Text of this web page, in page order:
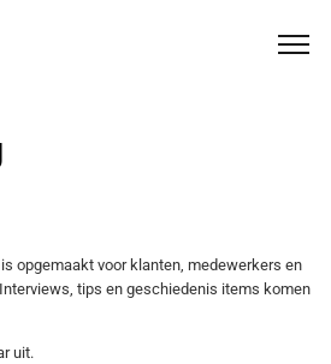
opgemaakt voor klanten, medewerkers en
tips en geschiedenis items komen
uit.